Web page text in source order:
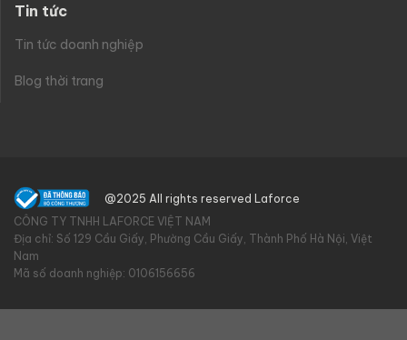
Tin tức
Tin tức doanh nghiệp
Blog thời trang
@2025 All rights reserved Laforce
CÔNG TY TNHH LAFORCE VIỆT NAM
Địa chỉ: Số 129 Cầu Giấy, Phường Cầu Giấy, Thành Phố Hà Nội, Việt
Nam
Mã số doanh nghiệp: 0106156656